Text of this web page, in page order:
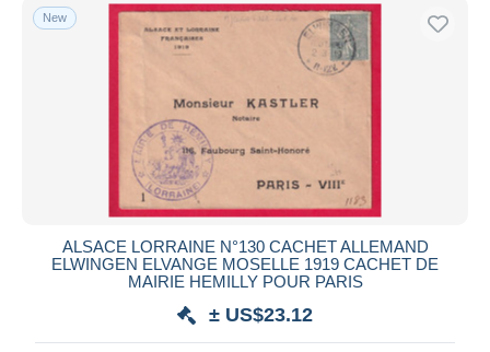
New
ALSACE LORRAINE N°130 CACHET ALLEMAND
ELWINGEN ELVANGE MOSELLE 1919 CACHET DE
MAIRIE HEMILLY POUR PARIS
± US$23.12